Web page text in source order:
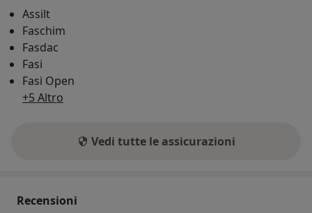
Assilt
Faschim
Fasdac
Fasi
Fasi Open
+5 Altro
Vedi tutte le assicurazioni
Recensioni